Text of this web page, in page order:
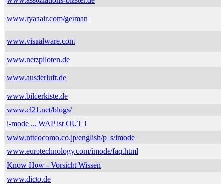
www.ryanair.com/german
www.visualware.com
www.netzpiloten.de
www.ausderluft.de
www.bilderkiste.de
www.cl21.net/blogs/
i-mode ... WAP ist OUT !
www.nttdocomo.co.jp/english/p_s/imode
www.eurotechnology.com/imode/faq.html
Know How - Vorsicht Wissen
www.dicto.de